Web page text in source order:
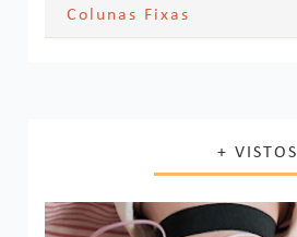
Meus Looks
Maquiagem
Produtos Acabados
Series
Textos Pessoais
Vida Saudável
Comprinhas
Colunas Fixas
Livro ou Filme?
1Tema1Make
+ VISTOS